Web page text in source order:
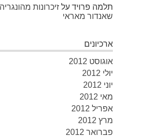
תלמה פרויד על זיכרונות
שאנדור מאראי
ארכיונים
אוגוסט 2012
יולי 2012
יוני 2012
מאי 2012
אפריל 2012
מרץ 2012
פברואר 2012